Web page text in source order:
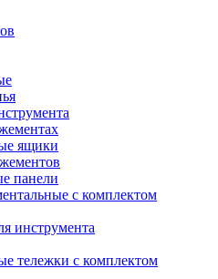
ящики
панели
с комплектом
инструмента
тележки с комплектом